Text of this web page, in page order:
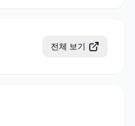
전체 보기